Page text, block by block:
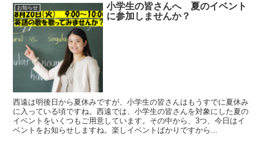
お知らせ
小学生の皆さんへ 夏のイベント
に参加しませんか？
西遠は明後日から夏休みですが、小学生の皆さんはもうすでに夏休み
に入っている頃ですね。西遠では、小学生の皆さんを対象にした夏の
イベントをいくつもご用意しています。その中から、3つ、今日はイ
ベントをお知らせしますね。楽しイベントばかりですから...